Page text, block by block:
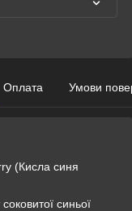
Оплата Умови
(Кисла синя
синьої